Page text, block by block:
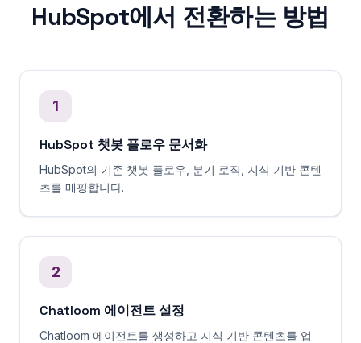
HubSpot에서 전환하는 방법
1
HubSpot 챗봇 플로우 문서화
HubSpot의 기존 챗봇 플로우, 분기 로직, 지식 기반 콘텐
츠를 매핑합니다.
2
Chatloom 에이전트 설정
Chatloom 에이전트를 생성하고 지식 기반 콘텐츠를 업